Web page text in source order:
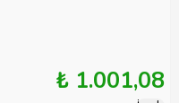
₺ 1.001,08